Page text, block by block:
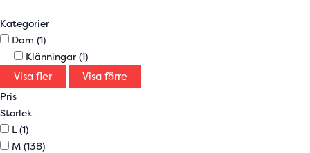
Kategorier
Dam (1)
Klänningar (1)
Visa fler Visa färre
Pris
Storlek
L (1)
M (138)